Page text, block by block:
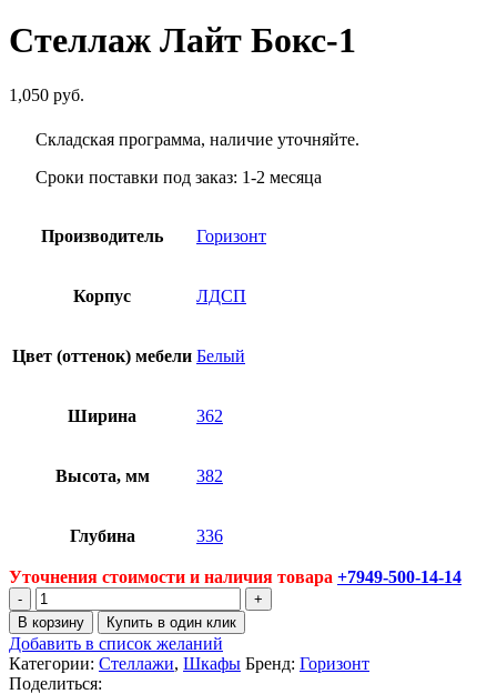
Стеллаж Лайт Бокс-1
1,050 руб.
Складская программа, наличие уточняйте.
Сроки поставки под заказ: 1-2 месяца
Производитель Горизонт
Корпус ЛДСП
Цвет (оттенок) мебели Белый
Ширина 362
Высота, мм 382
Глубина 336
Уточнения стоимости и наличия товара +7949-500-14-14
Количество
товара
Стеллаж
Лайт
Бокс-1
В корзину Купить в один клик
Добавить в список желаний
Категории: Стеллажи, Шкафы Бренд: Горизонт
Поделиться: